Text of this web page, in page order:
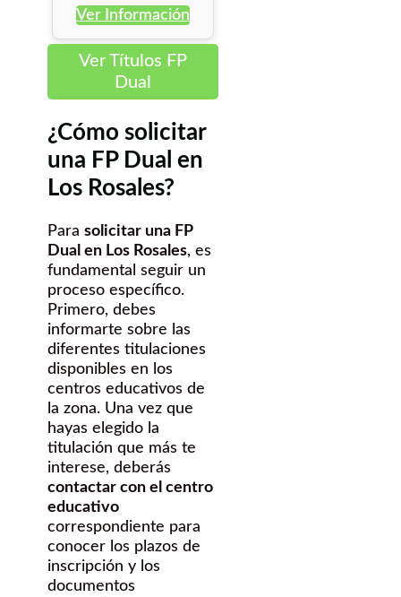
Ver Información
Ver Títulos FP
Dual
¿Cómo solicitar
una FP Dual en
Los Rosales?
Para solicitar una FP
Dual en Los Rosales, es
fundamental seguir un
proceso específico.
Primero, debes
informarte sobre las
diferentes titulaciones
disponibles en los
centros educativos de
la zona. Una vez que
hayas elegido la
titulación que más te
interese, deberás
contactar con el centro
educativo
correspondiente para
conocer los plazos de
inscripción y los
documentos